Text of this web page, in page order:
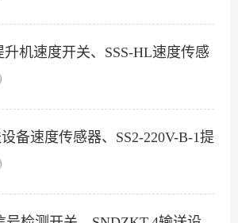
升机速度开关、SSS-HL速度传感
备速度传感器、SS2-220V-B-1提